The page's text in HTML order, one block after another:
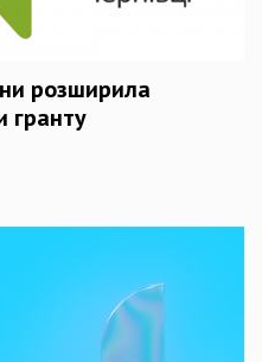
розширила
гранту